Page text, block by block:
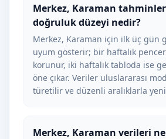
Merkez, Karaman
doğruluk düzeyi nedir?
Merkez, Karaman için ilk üç gün
uyum gösterir; bir haftalık
korunur, iki haftalık tabloda ise
öne çıkar. Veriler uluslararası
türetilir ve düzenli aralıklarla
Merkez, Karaman verileri ne